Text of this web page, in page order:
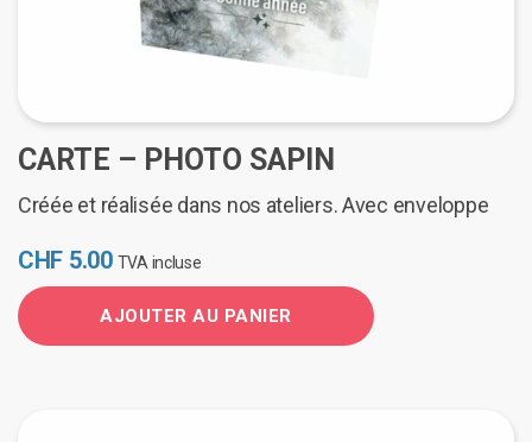
CARTE – PHOTO SAPIN
Créée et réalisée dans nos ateliers. Avec enveloppe
CHF 5.00 TVA incluse
AJOUTER AU PANIER